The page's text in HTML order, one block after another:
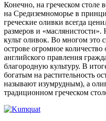
Конечно, на греческом столе
на Средиземноморье в
греческие оливки всегда
размеров и
культ оливок. Во многом это
острове огромное
английского правления
благородную культуру. В
богатым на растительность
называют изумрудным), а
традиционном греческом